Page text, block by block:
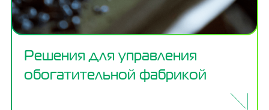
Решения для управления
обогатительной фабрикой